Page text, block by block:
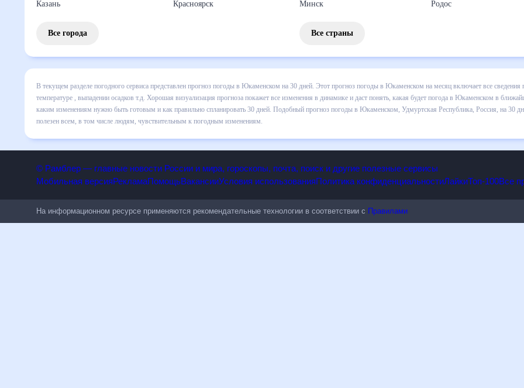
Казань
Красноярск
Все города
Минск
Родос
Все страны
В текущем разделе погодного сервиса представлен прогноз погоды в Юкаменском на 30 дней. Этот прогноз погоды в
месяц включает все сведения по дневной температуре , выпадении осадков т.д. Хорошая визуализация прогноза покажет все
динамике и даст понять, какая будет погода в Юкаменском в ближайший месяц, к каким изменениям нужно быть готовым и как
спланировать 30 дней. Подобный прогноз погоды в Юкаменском, Удмуртская Республика, Россия, на 30 дней будет полезен
© Рамблер — главные новости России и мира, гороскопы, почта, поиск и другие полезные сервисы
На информационном ресурсе применяются рекомендательные технологии в соответствии сПравилами